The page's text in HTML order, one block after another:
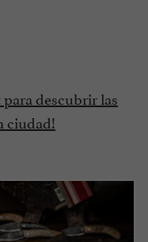
descubrir las
ciudad!